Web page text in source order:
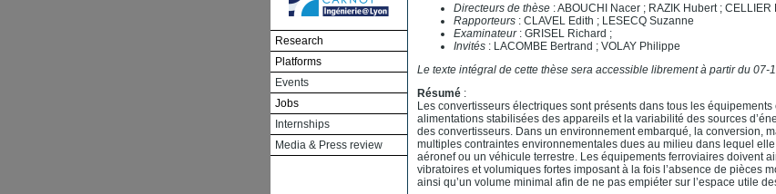
Research
Platforms
Events
Jobs
Internships
Media & Press review
Directeurs de thèse : ABOUCHI Nacer ; RAZIK Hubert ; CELLIER
Rapporteurs : CLAVEL Edith ; LESECQ Suzanne
Examinateur: GRISEL Richard ;
Invités : LACOMBE Bertrand ; VOLAY Philippe
Le texte intégral de cette thèse sera accessible librement à partir du 07-
Résumé :
Les convertisseurs électriques sont présents dans tous les
alimentations stabilisées des appareils et la variabilité des sources
des convertisseurs. Dans un environnement embarqué, la conversion,
multiples contraintes environnementales dues au milieu dans lequel
aéronef ou un véhicule terrestre. Les équipements ferroviaires doivent
vibratoires et volumiques fortes imposant à la fois l’absence de pièces
ainsi qu’un volume minimal afin de ne pas empiéter sur l’espace utile